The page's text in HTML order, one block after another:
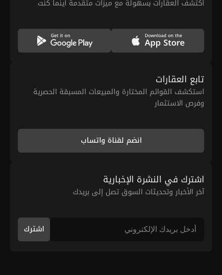
اكتشف العقارات بسهولة مع ميزات متقدمة أينما كنت
تابع العقارات
استكشف القوائم المختارة والمبيعات المسبقة الحصرية
وفرص الاستثمار
انضم لقناة واتساب
اشترك في النشرة الإخبارية
آخر الأخبار وتحديثات السوق تصل إلى بريدك
اشترك